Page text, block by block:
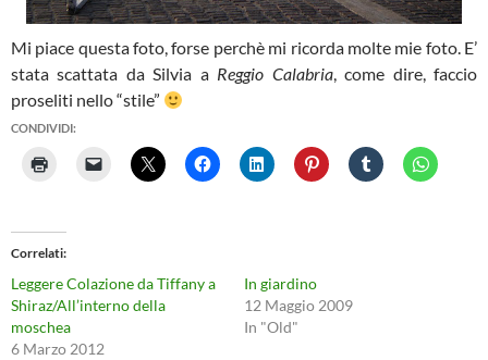
Mi piace questa foto, forse perchè mi ricorda molte mie foto. E’
stata scattata da Silvia a Reggio Calabria, come dire, faccio
proseliti nello “stile”
CONDIVIDI:
Correlati
Leggere Colazione da Tiffany a
Shiraz/All’interno della
moschea
6 Marzo 2012
In giardino
12 Maggio 2009
In "Old"